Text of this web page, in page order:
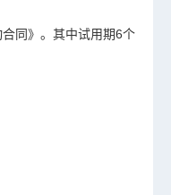
同》。其中试用期6个